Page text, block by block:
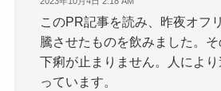
このPR記事を読み、昨夜オフ
騰させたものを飲みました。
下痢が止まりません。人によ
っています。